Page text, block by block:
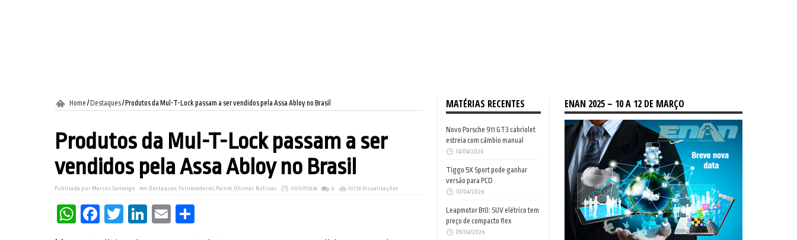
Home / Destaques/ Produtos da Mul-T-Lock passam a ser vendidos pela Assa Abloy no Brasil
Produtos da Mul-T-Lock passam a ser
vendidos pela Assa Abloy no Brasil
Publicada por: Marcos Camargo em Destaques, Fornecedores, Painel , Últimas Notícias 30/07/2024 0 10726 Visualizações
WhatsApp
Facebook
Twitter
LinkedIn
Email
MATÉRIAS RECENTES
Novo Porsche 911 GT3 cabriolet
estreia com câmbio manual
14/04/2026
Tiggo 5X Sport pode ganhar
versão para PCD
10/04/2026
Leapmotor B10: SUV elétrico tem
preço de compacto flex
09/04/2026
ENAN 2025 – 10 A 12 DE MARÇO